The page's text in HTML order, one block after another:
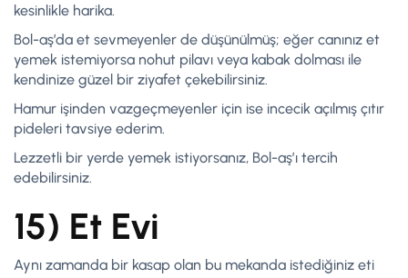
kesinlikle harika.
Bol-aş’da et sevmeyenler de düşünülmüş; eğer canınız et
yemek istemiyorsa nohut pilavı veya kabak dolması ile
kendinize güzel bir ziyafet çekebilirsiniz.
Hamur işinden vazgeçmeyenler için ise incecik açılmış çıtır
pideleri tavsiye ederim.
Lezzetli bir yerde yemek istiyorsanız, Bol-aş’ı tercih
edebilirsiniz.
15) Et Evi
Aynı zamanda bir kasap olan bu mekanda istediğiniz eti